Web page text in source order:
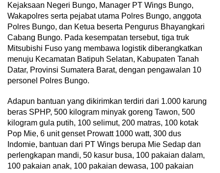
Kejaksaan Negeri Bungo, Manager PT Wings Bungo,
Wakapolres serta pejabat utama Polres Bungo, anggota
Polres Bungo, dan Ketua beserta Pengurus Bhayangkari
Cabang Bungo. Pada kesempatan tersebut, tiga truk
Mitsubishi Fuso yang membawa logistik diberangkatkan
menuju Kecamatan Batipuh Selatan, Kabupaten Tanah
Datar, Provinsi Sumatera Barat, dengan pengawalan 10
personel Polres Bungo.
Adapun bantuan yang dikirimkan terdiri dari 1.000 karung
beras SPHP, 500 kilogram minyak goreng Tawon, 500
kilogram gula putih, 100 selimut, 200 matras, 100 kotak
Pop Mie, 6 unit genset Prowatt 1000 watt, 300 dus
Indomie, bantuan dari PT Wings berupa Mie Sedap dan
perlengkapan mandi, 50 kasur busa, 100 pakaian dalam,
100 pakaian anak, 100 pakaian dewasa, 100 pakaian